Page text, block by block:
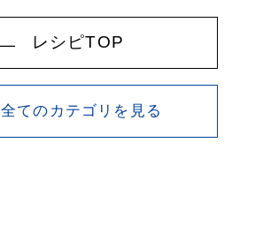
レシピTOP
全てのカテゴリを見る